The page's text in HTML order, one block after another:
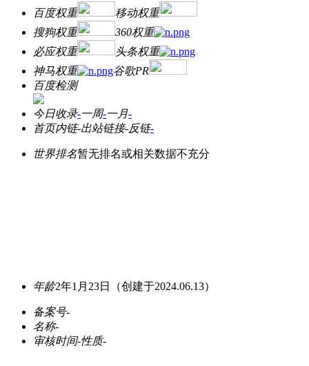
百度权重
移动权重
搜狗权重
360权重
必应权重
头条权重
神马权重
谷歌PR
百度检测
今日收录-一周-一月-
首页内链-出站链接-反链-
世界排名暂无排名或相关数据不充分
年龄2年1月23日 （创建于2024.06.13）
备案号-
名称-
审核时间-性质-